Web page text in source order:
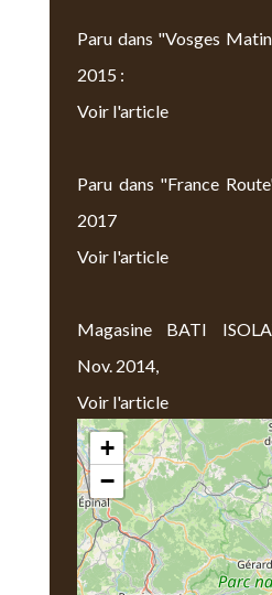
Paru dans "Vosges
2015 :
Voir l'article
Paru dans "France
2017
Voir l'article
Magasine BATI
Nov. 2014,
Voir l'article
Nous Trouver
+
−